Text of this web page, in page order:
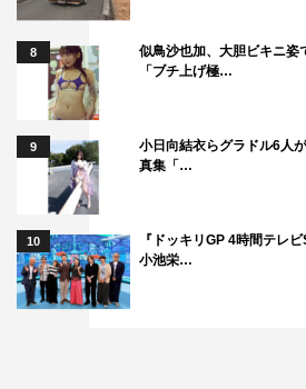
8
似鳥沙也加、大胆ビキニ
「ブチ上げ極…
9
小日向結衣らグラドル6人
真集「…
10
『ドッキリGP 4時間テレ
小池栄…